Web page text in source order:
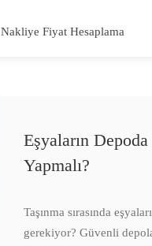
Nakliye Fiyat Hesaplama
Eşyaların
Yapmalı?
Taşınma sırasında
gerekiyor? Güvenli